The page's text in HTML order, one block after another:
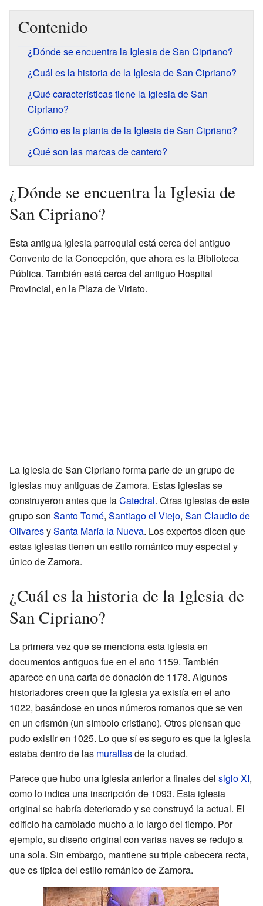
Contenido
¿Dónde se encuentra la Iglesia de San Cipriano?
¿Cuál es la historia de la Iglesia de San Cipriano?
¿Qué características tiene la Iglesia de San
Cipriano?
¿Cómo es la planta de la Iglesia de San Cipriano?
¿Qué son las marcas de cantero?
¿Dónde se encuentra la Iglesia de
San Cipriano?
Esta antigua iglesia parroquial está cerca del antiguo
Convento de la Concepción, que ahora es la Biblioteca
Pública. También está cerca del antiguo Hospital
Provincial, en la Plaza de Viriato.
La Iglesia de San Cipriano forma parte de un grupo de
iglesias muy antiguas de Zamora. Estas iglesias se
construyeron antes que laCatedral. Otras iglesias de este
grupo son Santo Tomé, Santiago el Viejo, San Claudio de
OlivaresySanta María la Nueva. Los expertos dicen que
estas iglesias tienen un estilo románico muy especial y
único de Zamora.
¿Cuál es la historia de la Iglesia de
San Cipriano?
La primera vez que se menciona esta iglesia en
documentos antiguos fue en el año 1159. También
aparece en una carta de donación de 1178. Algunos
historiadores creen que la iglesia ya existía en el año
1022, basándose en unos números romanos que se ven
en un crismón (un símbolo cristiano). Otros piensan que
pudo existir en 1025. Lo que sí es seguro es que la iglesia
estaba dentro de las murallasde la ciudad.
Parece que hubo una iglesia anterior a finales del siglo XI,
como lo indica una inscripción de 1093. Esta iglesia
original se habría deteriorado y se construyó la actual. El
edificio ha cambiado mucho a lo largo del tiempo. Por
ejemplo, su diseño original con varias naves se redujo a
una sola. Sin embargo, mantiene su triple cabecera recta,
que es típica del estilo románico de Zamora.